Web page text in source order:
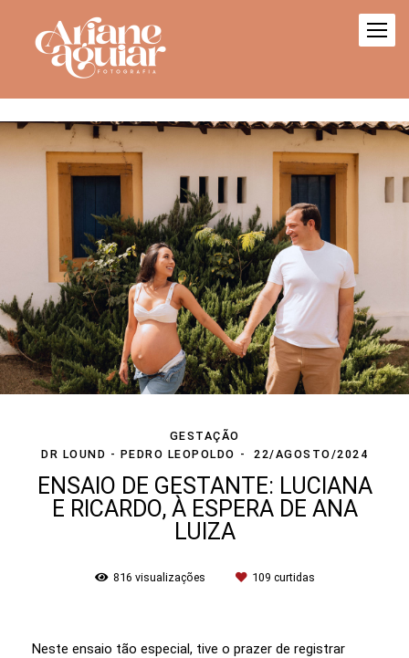
GESTAÇÃO
DR LOUND - PEDRO LEOPOLDO
22/AGOSTO/2024
ENSAIO DE GESTANTE: LUCIANA
E RICARDO, À ESPERA DE ANA
LUIZA
816 visualizações 109 curtidas
Neste ensaio tão especial, tive o prazer de registrar